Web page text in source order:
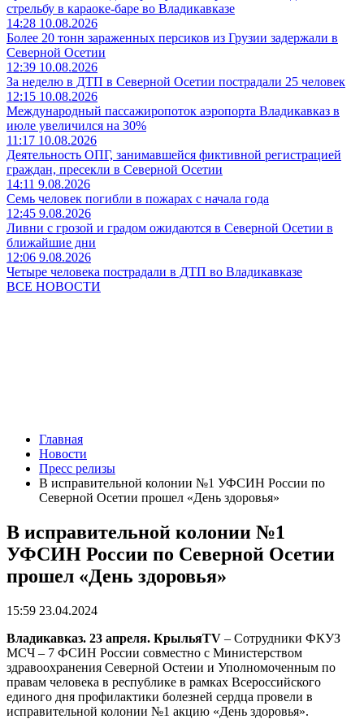
стрельбу в караоке-баре во Владикавказе
14:28 10.08.2026
Более 20 тонн зараженных персиков из Грузии задержали в
Северной Осетии
12:39 10.08.2026
За неделю в ДТП в Северной Осетии пострадали 25 человек
12:15 10.08.2026
Международный пассажиропоток аэропорта Владикавказ в
июле увеличился на 30%
11:17 10.08.2026
Деятельность ОПГ, занимавшейся фиктивной регистрацией
граждан, пресекли в Северной Осетии
14:11 9.08.2026
Семь человек погибли в пожарах с начала года
12:45 9.08.2026
Ливни с грозой и градом ожидаются в Северной Осетии в
ближайшие дни
12:06 9.08.2026
Четыре человека пострадали в ДТП во Владикавказе
ВСЕ НОВОСТИ
Главная
Новости
Пресс релизы
В исправительной колонии №1 УФСИН России по
Северной Осетии прошел «День здоровья»
В исправительной колонии №1
УФСИН России по Северной Осетии
прошел «День здоровья»
15:59 23.04.2024
Владикавказ. 23 апреля. КрыльяTV – Сотрудники ФКУЗ
МСЧ – 7 ФСИН России совместно с Министерством
здравоохранения Северной Остеии и Уполномоченным по
правам человека в республике в рамках Всероссийского
единого дня профилактики болезней сердца провели в
исправительной колонии №1 акцию «День здоровья».